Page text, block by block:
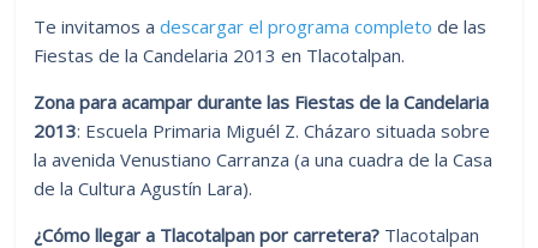
Te invitamos adescargar el programa completo de las
Fiestas de la Candelaria 2013 en Tlacotalpan.
Zona para acampar durante las Fiestas de la Candelaria
2013: Escuela Primaria Miguél Z. Cházaro situada sobre
la avenida Venustiano Carranza (a una cuadra de la Casa
de la Cultura Agustín Lara).
¿Cómo llegar a Tlacotalpan por carretera? Tlacotalpan